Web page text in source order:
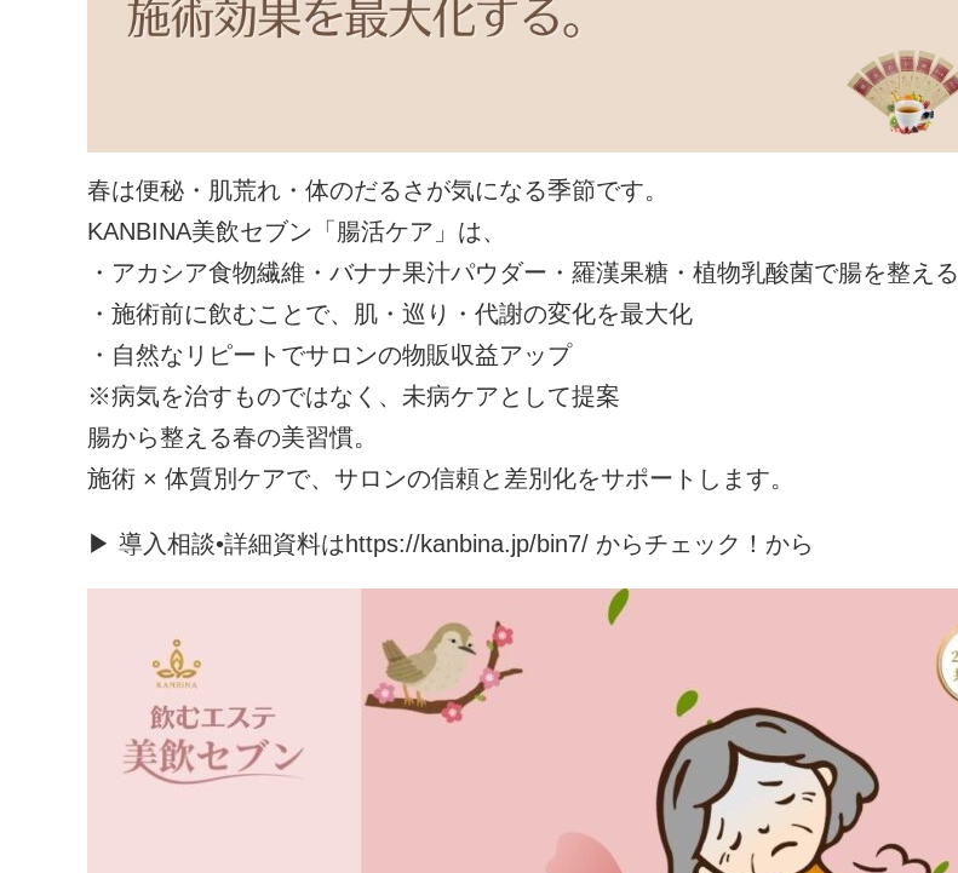
春は便秘・肌荒れ・体のだるさが気になる季節です。
KANBINA美飲セブン「腸活ケア」は、
・アカシア食物繊維・バナナ果汁パウダー・羅漢果糖・植物乳酸菌で腸を整える
・施術前に飲むことで、肌・巡り・代謝の変化を最大化
・自然なリピートでサロンの物販収益アップ
※病気を治すものではなく、未病ケアとして提案
腸から整える春の美習慣。
施術 × 体質別ケアで、サロンの信頼と差別化をサポートします。
▶ 導入相談•詳細資料はhttps://kanbina.jp/bin7/ からチェック！から